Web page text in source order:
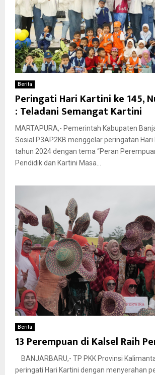
Berita
Peringati Hari Kartini ke 145,
: Teladani Semangat Kartini
MARTAPURA,- Pemerintah Kabupaten
Sosial P3AP2KB menggelar peringatan Hari
tahun 2024 dengan tema “Peran
Pendidik dan Kartini Masa...
Berita
13 Perempuan di Kalsel Raih
BANJARBARU,- TP PKK Provinsi
peringati Hari Kartini dengan menyerahan